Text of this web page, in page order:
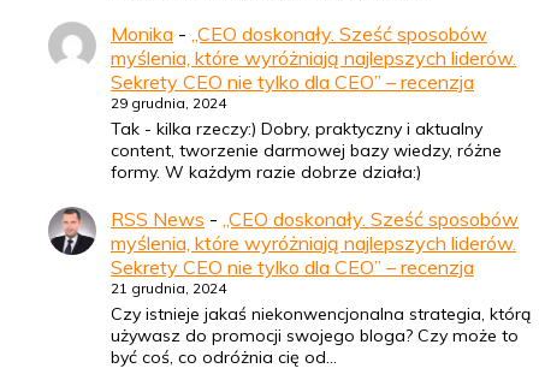
Monika - „CEO doskonały. Sześć sposobów
myślenia, które wyróżniają najlepszych liderów.
Sekrety CEO nie tylko dla CEO” – recenzja
29 grudnia, 2024
Tak - kilka rzeczy:) Dobry, praktyczny i aktualny
content, tworzenie darmowej bazy wiedzy, różne
formy. W każdym razie dobrze działa:)
RSS News - „CEO doskonały. Sześć sposobów
myślenia, które wyróżniają najlepszych liderów.
Sekrety CEO nie tylko dla CEO” – recenzja
21 grudnia, 2024
Czy istnieje jakaś niekonwencjonalna strategia, którą
używasz do promocji swojego bloga? Czy może to
być coś, co odróżnia cię od…